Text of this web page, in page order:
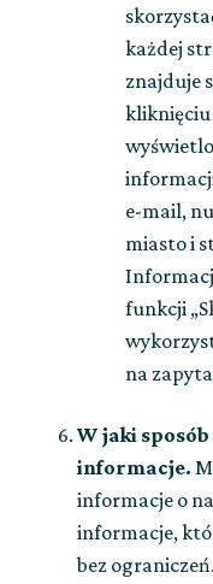
każdej
znajduje
kliknięciu
e-mail,
miasto i
funkcji
na
W jaki
informacje.
informacje o
informacje,
bez ograniczeń.